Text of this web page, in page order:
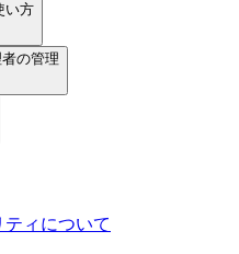
い方
の管理
ィについて